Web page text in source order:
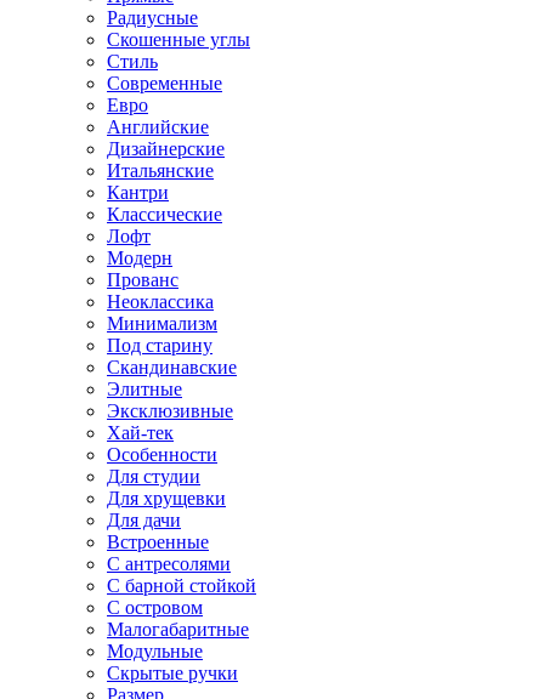
Радиусные
Скошенные углы
Стиль
Современные
Евро
Английские
Дизайнерские
Итальянские
Кантри
Классические
Лофт
Модерн
Прованс
Неоклассика
Минимализм
Под старину
Скандинавские
Элитные
Эксклюзивные
Хай-тек
Особенности
Для студии
Для хрущевки
Для дачи
Встроенные
С антресолями
С барной стойкой
С островом
Малогабаритные
Модульные
Скрытые ручки
Размер